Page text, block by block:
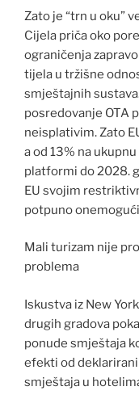
Zato je “trn u oku”
Cijela priča oko
ograničenja
tijela u tržišne
smještajnih
posredovanje OTA
neisplativim. Zato
a od 13% na
platformi do 2028.
EU svojim
potpuno
Mali turizam nije
problema
Iskustva iz New
drugih gradova
ponude smještaja
efekti od
smještaja u